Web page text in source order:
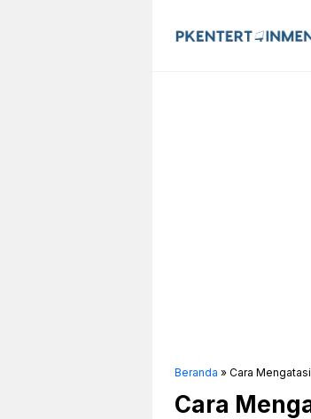
Beranda » Cara
Cara